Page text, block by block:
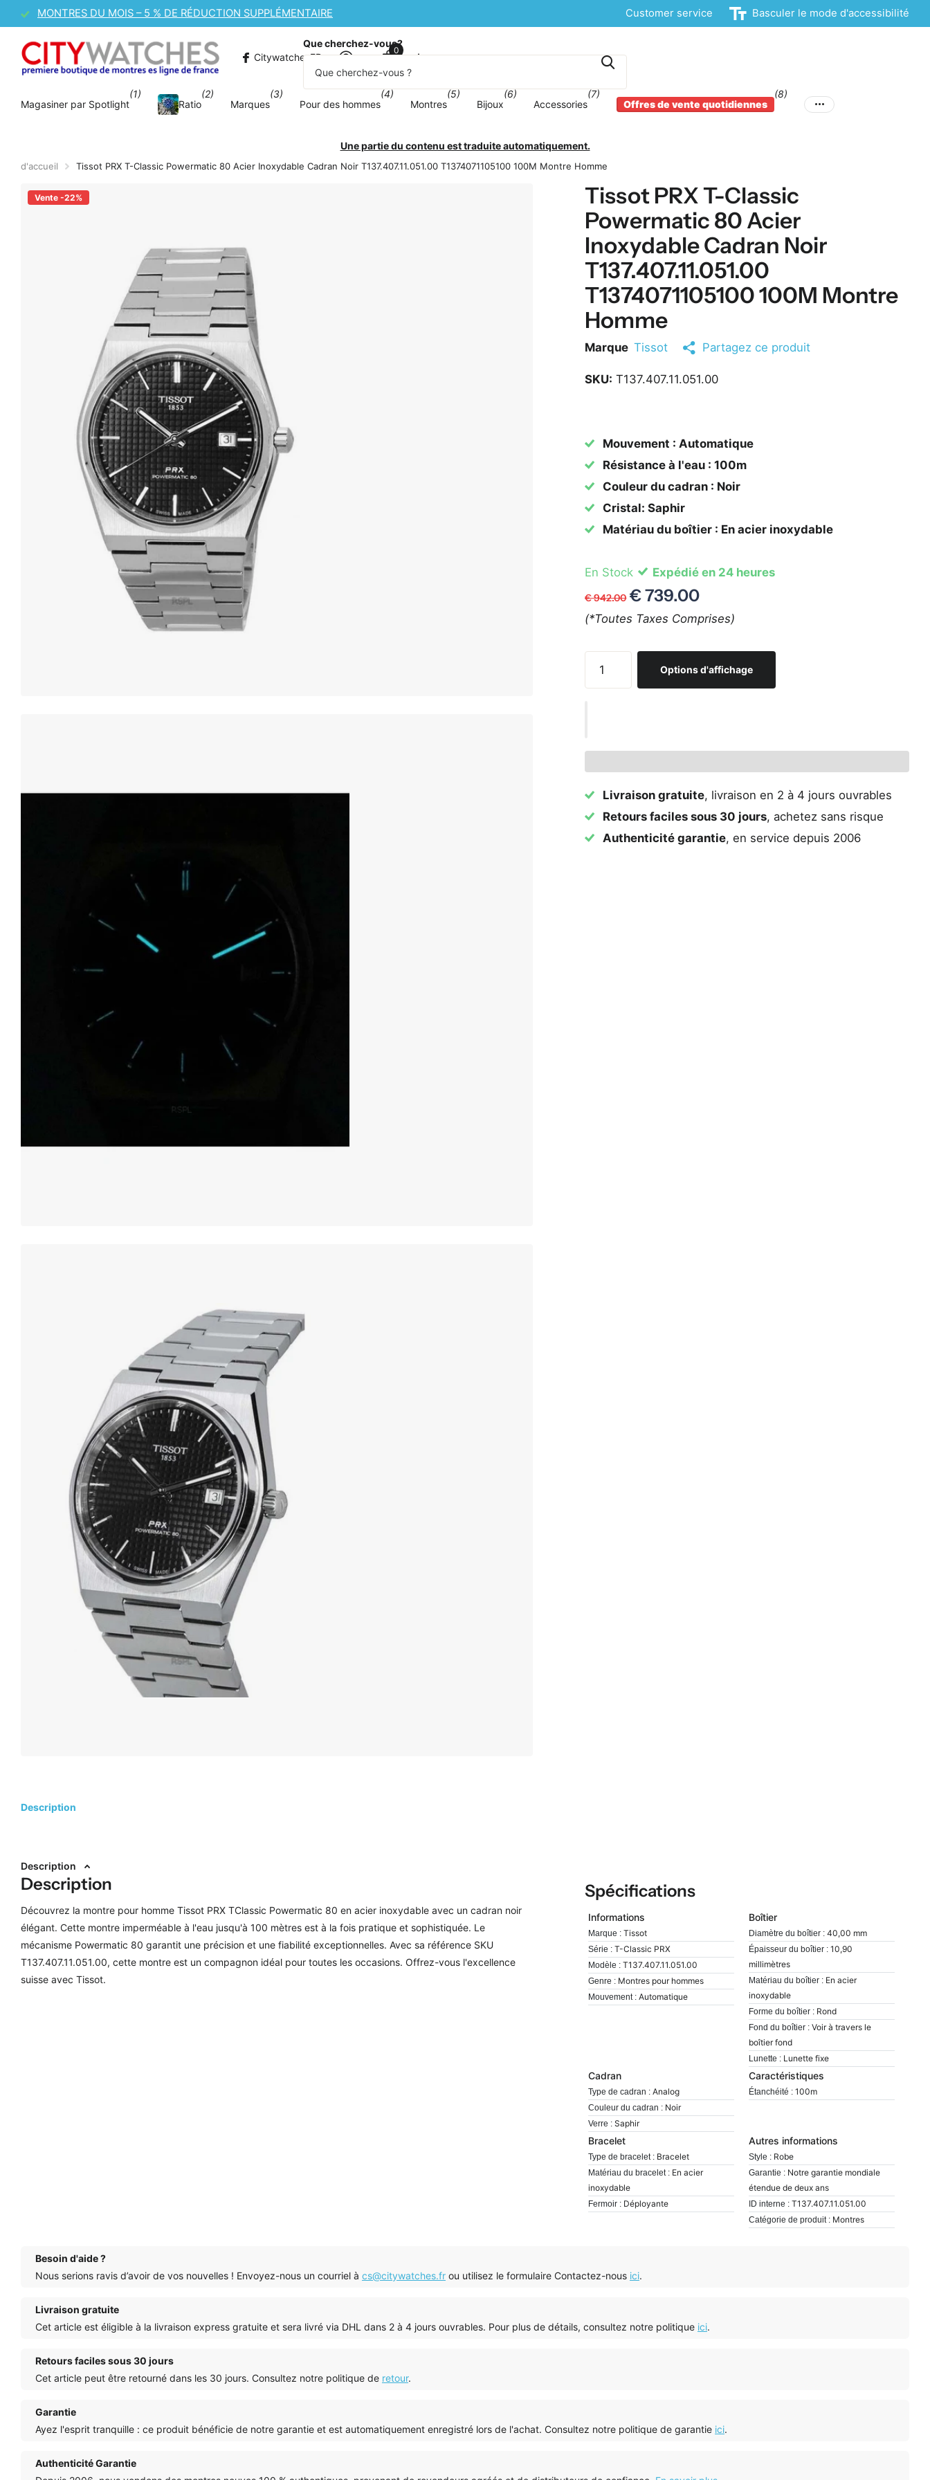
MONTRES DU MOIS – 5 % DE RÉDUCTION SUPPLÉMENTAIRE Customer service Basculer le mode d'accessibilité
Que cherchez-vous?
CitywatchesFR
Panier
0
Magasiner par Spotlight
(1)
Ratio
(2)
Marques
(3)
Pour des hommes
(4)
Montres
(5)
Bijoux
(6)
Accessories
(7)
Offres de vente quotidiennes
(8)
Une partie du contenu est traduite automatiquement.
d'accueil Tissot PRX T-Classic Powermatic 80 Acier Inoxydable Cadran Noir T137.407.11.051.00 T1374071105100 100M Montre Homme
Vente -22%
Tissot PRX T-Classic
Powermatic 80 Acier
Inoxydable Cadran Noir
T137.407.11.051.00
T1374071105100 100M Montre
Homme
Marque Tissot Partagez ce produit
SKU: T137.407.11.051.00
Mouvement : Automatique
Résistance à l'eau : 100m
Couleur du cadran : Noir
Cristal: Saphir
Matériau du boîtier : En acier inoxydable
En Stock Expédié en 24 heures
€ 942.00€ 739.00
(*Toutes Taxes Comprises)
Options d'affichage
Livraison gratuite, livraison en 2 à 4 jours ouvrables
Retours faciles sous 30 jours, achetez sans risque
Authenticité garantie, en service depuis 2006
Description
Description
Description
Découvrez la montre pour homme Tissot PRX TClassic Powermatic 80 en acier inoxydable avec un cadran noir
élégant. Cette montre imperméable à l'eau jusqu'à 100 mètres est à la fois pratique et sophistiquée. Le
mécanisme Powermatic 80 garantit une précision et une fiabilité exceptionnelles. Avec sa référence SKU
T137.407.11.051.00, cette montre est un compagnon idéal pour toutes les occasions. Offrez-vous l'excellence
suisse avec Tissot.
Spécifications
Informations
Marque : Tissot
Série : T-Classic PRX
Modèle : T137.407.11.051.00
Genre : Montres pour hommes
Mouvement : Automatique
Boîtier
Diamètre du boîtier : 40,00 mm
Épaisseur du boîtier : 10,90
millimètres
Matériau du boîtier : En acier
inoxydable
Forme du boîtier : Rond
Fond du boîtier : Voir à travers le
boîtier fond
Lunette : Lunette fixe
Cadran
Type de cadran : Analog
Couleur du cadran : Noir
Verre : Saphir
Caractéristiques
Étanchéité : 100m
Bracelet
Type de bracelet : Bracelet
Matériau du bracelet : En acier
inoxydable
Fermoir : Déployante
Autres informations
Style : Robe
Garantie : Notre garantie mondiale
étendue de deux ans
ID interne : T137.407.11.051.00
Catégorie de produit : Montres
Besoin d'aide ?
Nous serions ravis d’avoir de vos nouvelles ! Envoyez-nous un courriel à cs@citywatches.fr ou utilisez le formulaire Contactez-nous ici.
Livraison gratuite
Cet article est éligible à la livraison express gratuite et sera livré via DHL dans 2 à 4 jours ouvrables. Pour plus de détails, consultez notre politique ici.
Retours faciles sous 30 jours
Cet article peut être retourné dans les 30 jours. Consultez notre politique de retour.
Garantie
Ayez l'esprit tranquille : ce produit bénéficie de notre garantie et est automatiquement enregistré lors de l'achat. Consultez notre politique de garantie ici.
Authenticité Garantie